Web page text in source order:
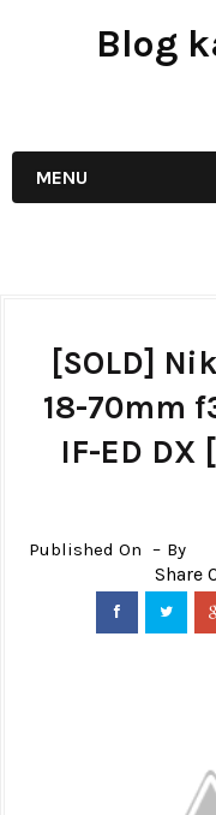
Blog
MENU
[SOLD]
18-70mm
IF-ED DX
Published On By